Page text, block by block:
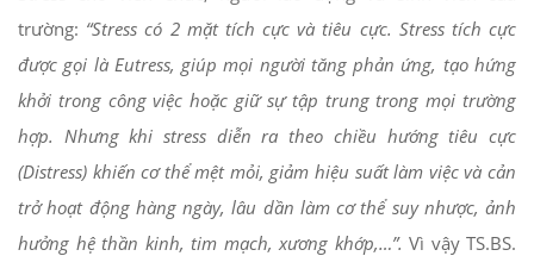
trường: “Stress có 2 mặt tích cực và tiêu cực. Stress tích cực
được gọi là Eutress, giúp mọi người tăng phản ứng, tạo hứng
khởi trong công việc hoặc giữ sự tập trung trong mọi trường
hợp. Nhưng khi stress diễn ra theo chiều hướng tiêu cực
(Distress) khiến cơ thể mệt mỏi, giảm hiệu suất làm việc và cản
trở hoạt động hàng ngày, lâu dần làm cơ thể suy nhược, ảnh
hưởng hệ thần kinh, tim mạch, xương khớp,…”. Vì vậy TS.BS.